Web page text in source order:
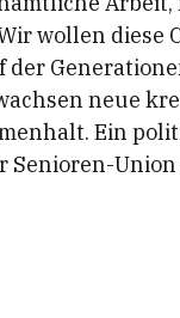
wollen diese
neue
Ein
Senioren-